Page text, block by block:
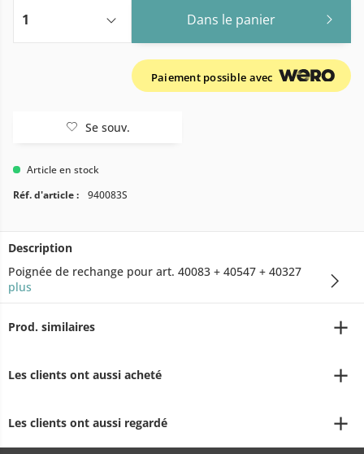
Dans le panier
Paiement possible avec
Se souv.
Article en stock
Réf. d'article :
940083S
Description
Poignée de rechange pour art. 40083 + 40547 + 40327
plus
Prod. similaires
Les clients ont aussi acheté
Les clients ont aussi regardé